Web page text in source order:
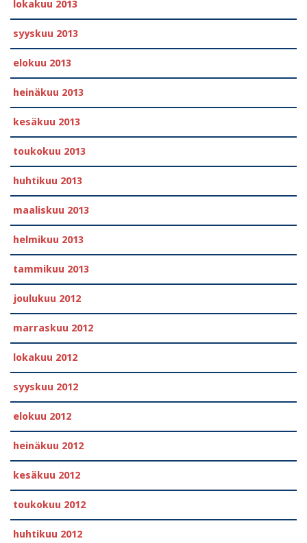
lokakuu 2013
syyskuu 2013
elokuu 2013
heinäkuu 2013
kesäkuu 2013
toukokuu 2013
huhtikuu 2013
maaliskuu 2013
helmikuu 2013
tammikuu 2013
joulukuu 2012
marraskuu 2012
lokakuu 2012
syyskuu 2012
elokuu 2012
heinäkuu 2012
kesäkuu 2012
toukokuu 2012
huhtikuu 2012